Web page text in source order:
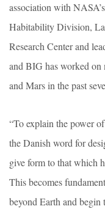
association with
Habitability Division,
Research Center and
and BIG has worked
and Mars in the past
“To explain the power
the Danish word for
give form to that which
This becomes
beyond Earth and